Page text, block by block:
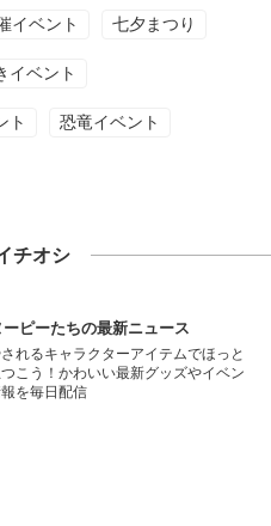
イベント 七夕まつり
イベント
ト 恐竜イベント
チオシ
ーピーたちの最新ニュース
れるキャラクターアイテムでほっと
こう！かわいい最新グッズやイベン
報を毎日配信